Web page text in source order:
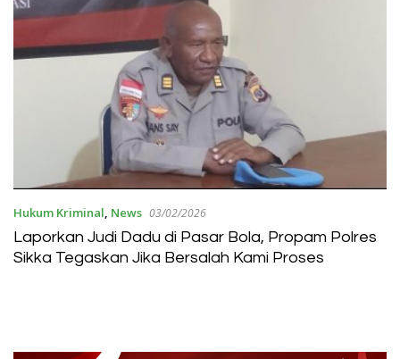
Hukum Kriminal, News 03/02/2026
Laporkan Judi Dadu di Pasar Bola, Propam Polres
Sikka Tegaskan Jika Bersalah Kami Proses